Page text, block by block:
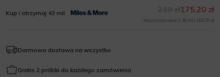
Kup i otrzymaj 43 mil 175,20 zł
219 zł
Najniższa cena z 30 dni: 164,25 zł
Darmowa dostawa na wszystko
Gratis 2 próbki do każdego zamówienia